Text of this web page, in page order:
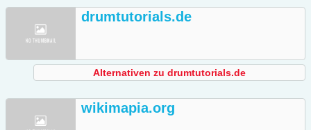
drumtutorials.de
Alternativen zu drumtutorials.de
wikimapia.org